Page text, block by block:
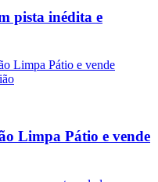
pista inédita e
Limpa Pátio e vende